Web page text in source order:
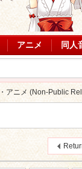
アニメ 同人
アニメ (Non-Public